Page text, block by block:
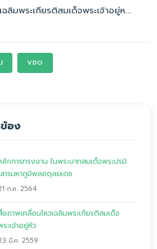
ลิมพระเกียรติสมเด็จพระเจ้าอยู่ห...
VDO
อง
ลักการทรงงาน ในพระบาทสมเด็จพระปรมิ
ทรมหาภูมิพลอดุลยเดช
ก.ค. 2564
อภาพเคลื่อนไหวเฉลิมพระเกียรติสมเด็จ
ระเจ้าอยู่หัว
มี.ค. 2559